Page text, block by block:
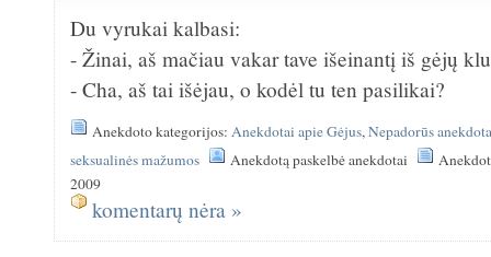
Du vyrukai kalbasi:
- Žinai, aš mačiau vakar tave išeinantį iš gėjų
- Cha, aš tai išėjau, o kodėl tu ten pasilikai?
Anekdoto kategorijos:Anekdotai apie Gėjus,Nepadorūs
seksualinės mažumos
Anekdotą paskelbė anekdotai
2009
komentarų nėra »